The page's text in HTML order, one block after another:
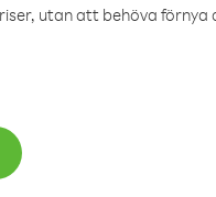
utan att behöva förnya